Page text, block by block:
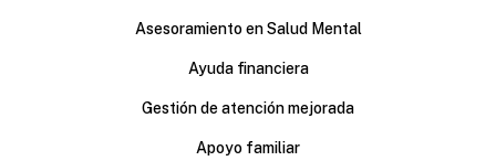
Asesoramiento en Salud Mental
Ayuda financiera
Gestión de atención mejorada
Apoyo familiar